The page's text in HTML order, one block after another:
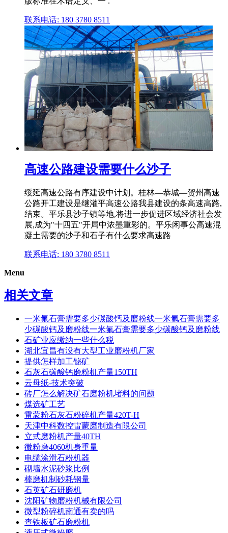
联系电话: 180 3780 8511
高速公路建设需要什么沙子
绥延高速公路有序建设中计划。桂林—恭城—贺州高速
公路开工建设是继灌平高速公路我县建设的条高速高路,
结束。平乐县沙子镇等地,将进一步促进区域经济社会发
展,成为"十四五"开局中浓墨重彩的。平乐闲事公高速混
凝土需要的沙子和石子有什么要求高速路
联系电话: 180 3780 8511
Menu
相关文章
一米氟石膏需要多少碳酸钙及磨粉线一米氟石膏需要多
少碳酸钙及磨粉线一米氟石膏需要多少碳酸钙及磨粉线
石矿业应缴纳一些什么税
湖北宜昌有没有大型工业磨粉机厂家
提供怎样加工铋矿
石灰石碳酸钙磨粉机产量150TH
云母纸-技术突破
砖厂怎么解决矿石磨粉机堵料的问题
煤选矿工艺
雷蒙粉石灰石粉碎机产量420T-H
天津中科数控雷蒙磨制造有限公司
立式磨粉机产量40TH
微粉磨4060机身重量
电缆涂滑石粉机器
砌墙水泥砂浆比例
棒磨机制砂耗钢量
石英矿石研磨机
沈阳矿物磨粉机械有限公司
微型粉碎机南通有卖的吗
查铁板矿石磨粉机